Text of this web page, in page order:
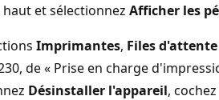
haut et sélectionnez Afficher les
Imprimantes, Files
de « Prise en charge
Désinstaller l'appareil,